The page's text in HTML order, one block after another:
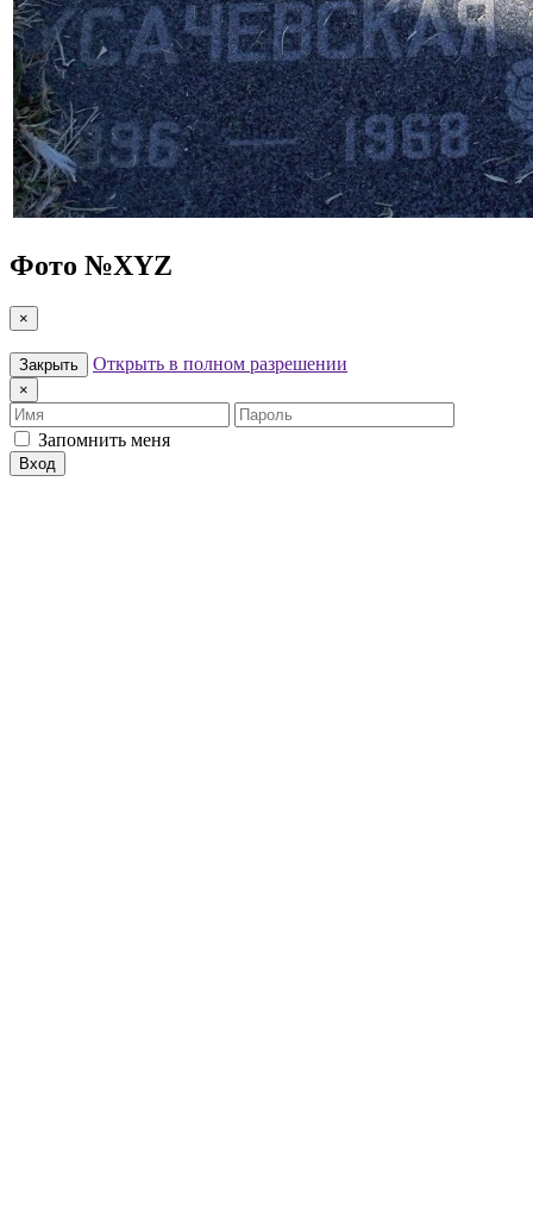
Фото №XYZ
×
Закрыть Открыть в полном разрешении
×
Имя
Пароль
Запомнить меня
Вход